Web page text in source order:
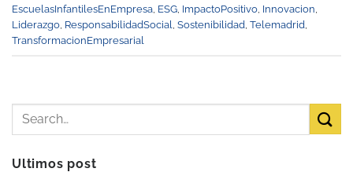
EscuelasInfantilesEnEmpresa ESG ImpactoPositivo Innovacion
Liderazgo ResponsabilidadSocial Sostenibilidad Telemadrid
TransformacionEmpresarial
Ultimos post